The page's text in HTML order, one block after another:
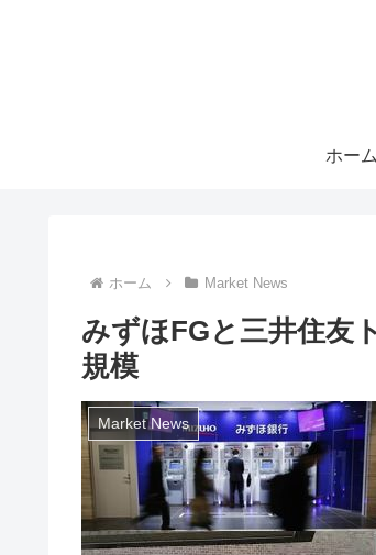
ホーム
ホーム Market News
みずほFGと三井住友
規模
Market News